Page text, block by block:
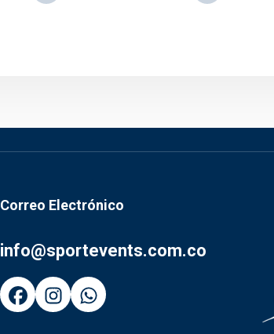
Correo Electrónico
info@sportevents.com.co